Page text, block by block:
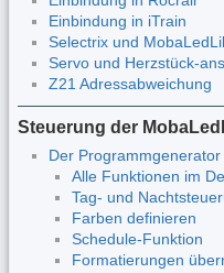
Einbindung in iTrain
Selectrix und
Servo und Herzstück-
Z21 Adressabweichung
Steuerung der
Der Programmgenerator
Alle Funktionen im
Tag- und
Farben definieren
Schedule-Funktion
Formatierungen